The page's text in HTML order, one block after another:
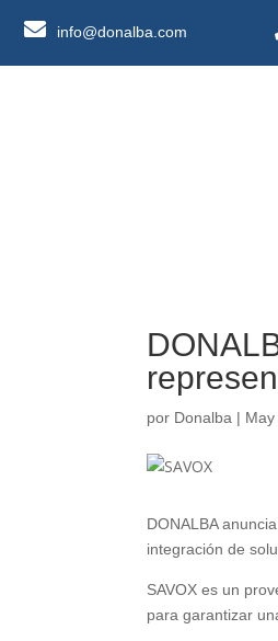
info@donalba.com
por Donalba |
DONALBA
integración de
SAVOX es un
para garantizar